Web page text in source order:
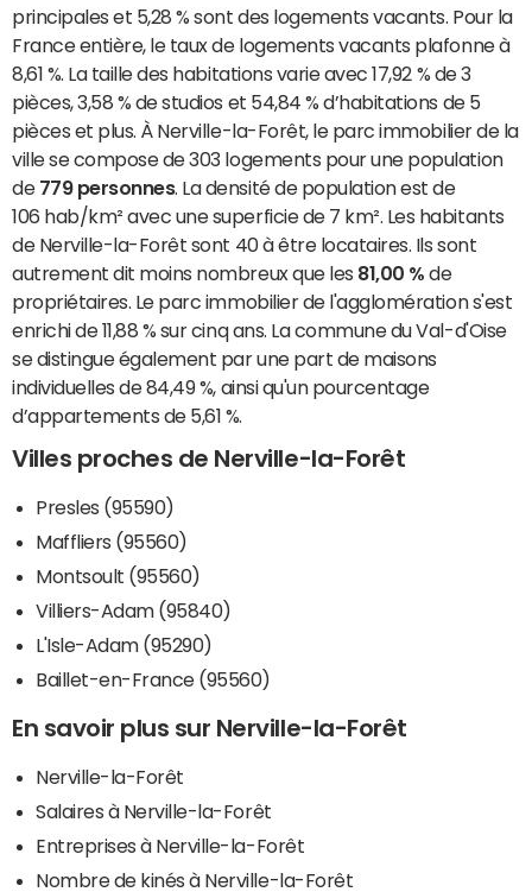
principales et 5,28 % sont des logements vacants. Pour la
France entière, le taux de logements vacants plafonne à
8,61 %. La taille des habitations varie avec 17,92 % de 3
pièces, 3,58 % de studios et 54,84 % d’habitations de 5
pièces et plus. À Nerville-la-Forêt, le parc immobilier de la
ville se compose de 303 logements pour une population
de 779 personnes. La densité de population est de
106 hab/km² avec une superficie de 7 km². Les habitants
de Nerville-la-Forêt sont 40 à être locataires. Ils sont
autrement dit moins nombreux que les 81,00 % de
propriétaires. Le parc immobilier de l'agglomération s'est
enrichi de 11,88 % sur cinq ans. La commune du Val-d'Oise
se distingue également par une part de maisons
individuelles de 84,49 %, ainsi qu'un pourcentage
d’appartements de 5,61 %.
Villes proches de Nerville-la-Forêt
Presles (95590)
Maffliers (95560)
Montsoult (95560)
Villiers-Adam (95840)
L'Isle-Adam (95290)
Baillet-en-France (95560)
En savoir plus sur Nerville-la-Forêt
Nerville-la-Forêt
Salaires à Nerville-la-Forêt
Entreprises à Nerville-la-Forêt
Nombre de kinés à Nerville-la-Forêt